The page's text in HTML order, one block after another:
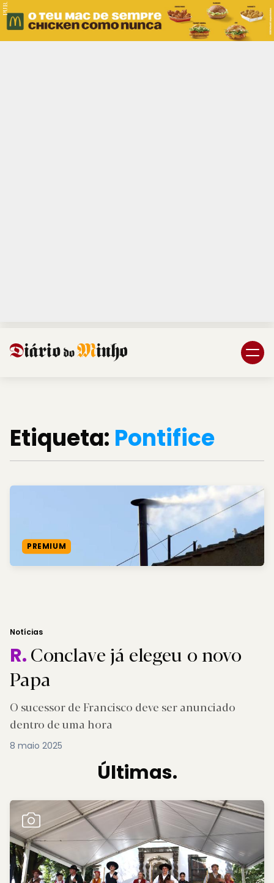
PUB.
Etiqueta: Pontifice
PREMIUM
Notícias
R.Conclave já elegeu o novo
Papa
O sucessor de Francisco deve ser anunciado
dentro de uma hora
8 maio 2025
Últimas.